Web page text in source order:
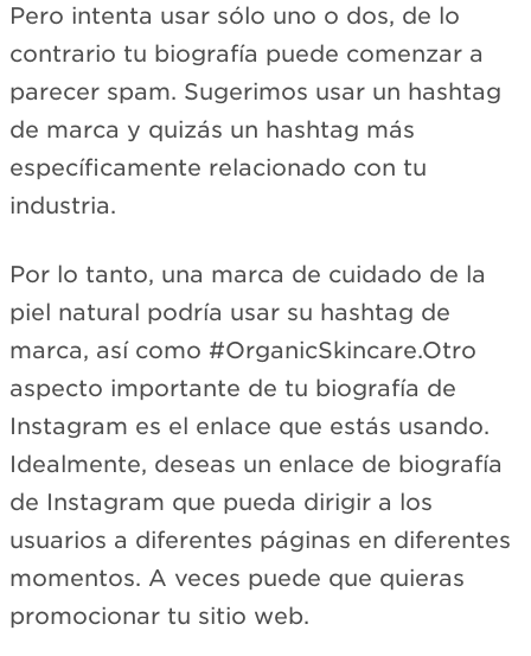
Pero intenta usar sólo uno o dos, de lo
contrario tu biografía puede comenzar a
parecer spam. Sugerimos usar un hashtag
de marca y quizás un hashtag más
específicamente relacionado con tu
industria.
Por lo tanto, una marca de cuidado de la
piel natural podría usar su hashtag de
marca, así como #OrganicSkincare.Otro
aspecto importante de tu biografía de
Instagram es el enlace que estás usando.
Idealmente, deseas un enlace de biografía
de Instagram que pueda dirigir a los
usuarios a diferentes páginas en diferentes
momentos. A veces puede que quieras
promocionar tu sitio web.